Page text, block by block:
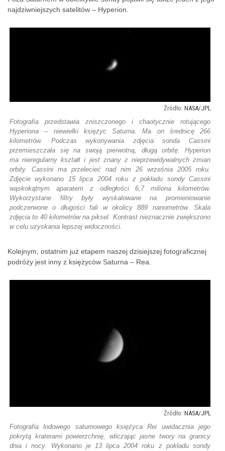
najdziwniejszych satelitów – Hyperion.
NASA/JPL
Fotografia przedstawia zniszczonego i chaotycznie rotującego
Hyperiona – niewielki księżyc Saturna. Ma on średnicę 266
kilometrów. Podczas wykonywania zdjęcia sonda Cassini
przemieszczała się na swoją pierwotną, długą orbitę. Hyperion
ma nieregularny kształt i jest znany z nieprzewidywalnych zmian
orbity. Cassini ma przelecieć nad nim 26 września 2005 roku.
Zdjęcie wykonano 15 lipca 2004 roku z pokładu sondy Cassini
wąskokątnym aparatem z odległości 6,7 miliona kilometrów.
Wykorzystane filtry były wyskalowane na promieniowanie
podczerwone o długości fali w okolicy 889 nanometrów. Skala
zdjęcia to 40 kilometrów na piksel. Kontrast nieznacznie zwiększono
w celu uzyskania lepszej widoczności.
Kolejnym, ostatnim już etapem naszej dzisiejszej fotograficznej
podróży jest inny z księżyców Saturna – Rea.
NASA/JPL
Fotografia lodowego saturnowego księżyca Rei uwidacznia jego
pokrytą kraterami powierzchnię, wliczając jasne twory na granicy
dnia i nocy. Wykonano je 13 lipca 2004 roku z pokładu sondy